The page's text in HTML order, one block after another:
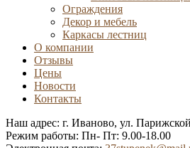
Ограждения
Декор и мебель
Каркасы лестниц
О компании
Отзывы
Цены
Новости
Контакты
Наш адрес: г. Иваново, ул.
Режим работы: Пн- Пт: 9.00-18.00